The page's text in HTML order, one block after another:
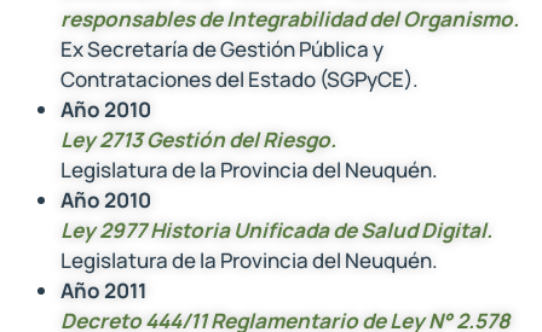
responsables de Integrabilidad del Organismo.
Ex Secretaría de Gestión Pública y
Contrataciones del Estado (SGPyCE).
Año 2010
Ley 2713 Gestión del Riesgo.
Legislatura de la Provincia del Neuquén.
Año 2010
Ley 2977 Historia Unificada de Salud Digital.
Legislatura de la Provincia del Neuquén.
Año 2011
Decreto 444/11 Reglamentario de Ley N° 2.578